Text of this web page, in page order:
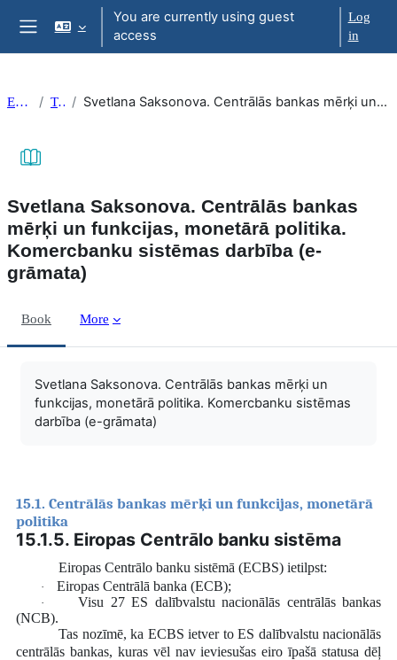
Skip to main content
You are currently using guest
access
Log
in
EkonT000 Topic 20 Svetlana Saksonova. Centrālās bankas mērķi un funkcijas, monetārā politika. Komercbanku sistēmas darbība (e-grāmata)
Svetlana Saksonova. Centrālās bankas
mērķi un funkcijas, monetārā politika.
Komercbanku sistēmas darbība (e-
grāmata)
Book More
Svetlana Saksonova. Centrālās bankas mērķi un
funkcijas, monetārā politika. Komercbanku sistēmas
darbība (e-grāmata)
15.1. Centrālās bankas mērķi un funkcijas, monetārā
politika
15.1.5. Eiropas Centrālo banku sistēma
Eiropas Centrālo banku sistēmā (ECBS) ietilpst:
· Eiropas Centrālā banka (ECB);
·
Visu 27 ES dalībvalstu nacionālās centrālās bankas
(NCB).
Tas nozīmē, ka ECBS ietver to ES dalībvalstu nacionālās
centrālās bankas, kuras vēl nav ieviesušas eiro īpašā statusa dēļ